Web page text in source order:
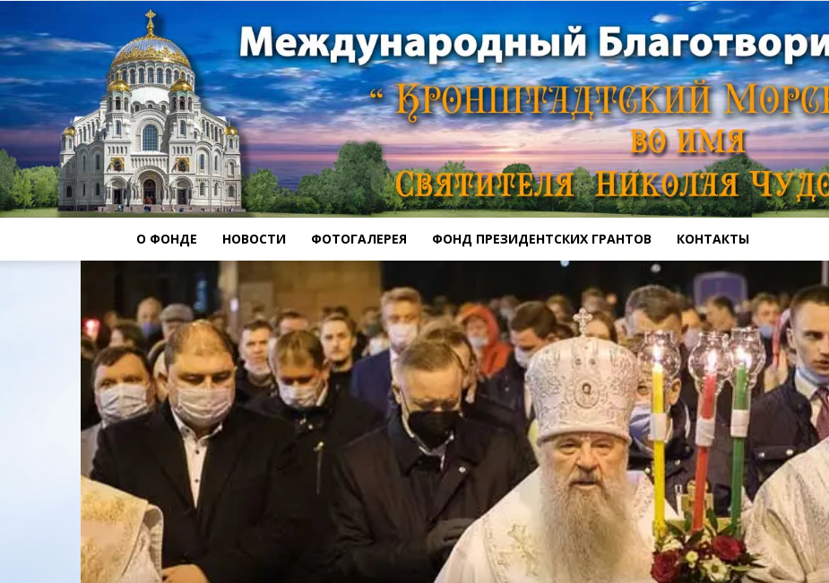
Кронштадтский
Морской
собор
О ФОНДЕ НОВОСТИ ФОТОГАЛЕРЕЯ ФОНД ПРЕЗИДЕНТСКИХ ГРАНТОВ КОНТАКТЫ